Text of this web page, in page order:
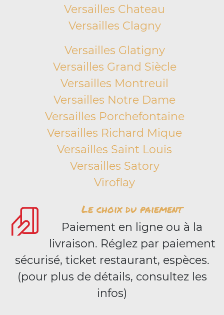
Versailles Chateau
Versailles Clagny
Versailles Glatigny
Versailles Grand Siècle
Versailles Montreuil
Versailles Notre Dame
Versailles Porchefontaine
Versailles Richard Mique
Versailles Saint Louis
Versailles Satory
Viroflay
Le choix du paiement
Paiement en ligne ou à la
livraison. Réglez par paiement
sécurisé, ticket restaurant, espèces.
(pour plus de détails, consultez les
infos)